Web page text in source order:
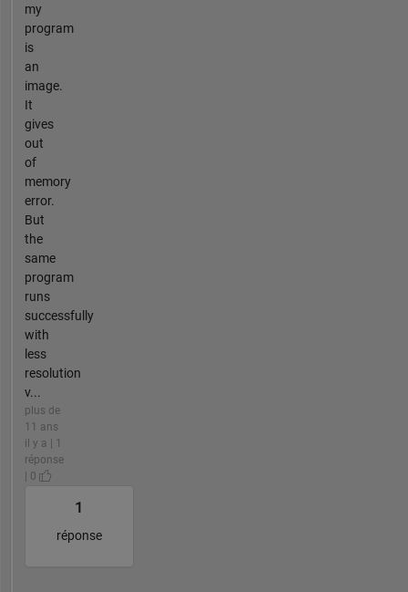
my
program
is
an
image.
It
gives
out
of
memory
error.
But
the
same
program
runs
successfully
with
less
resolution
v...
plus de
11 ans
il y a | 1
réponse
| 0
1
réponse